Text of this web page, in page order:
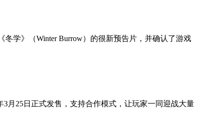
冬学》（Winter Burrow）的很新预告片，并确认了游戏
3月25日正式发售，支持合作模式，让玩家一同迎战大量